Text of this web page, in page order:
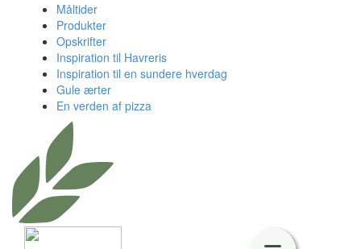
Måltider
Produkter
Opskrifter
Inspiration til Havreris
Inspiration til en sundere hverdag
Gule ærter
En verden af pizza